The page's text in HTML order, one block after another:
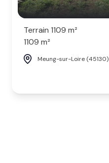
Terrain 1109 m²
1109 m²
Meung-sur-Loire (45130)